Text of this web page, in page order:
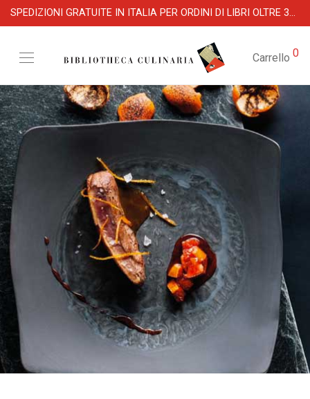
SPEDIZIONI GRATUITE IN ITALIA PER ORDINI DI LIBRI OLTRE 39 €
Carrello 0